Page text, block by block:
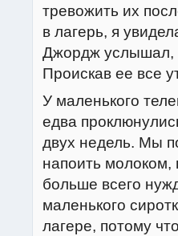
тревожить их
в лагерь, я
Джордж услышал,
Проискав ее все
У маленького
едва
двух недель. Мы
напоить
больше всего
маленького
лагере, потому